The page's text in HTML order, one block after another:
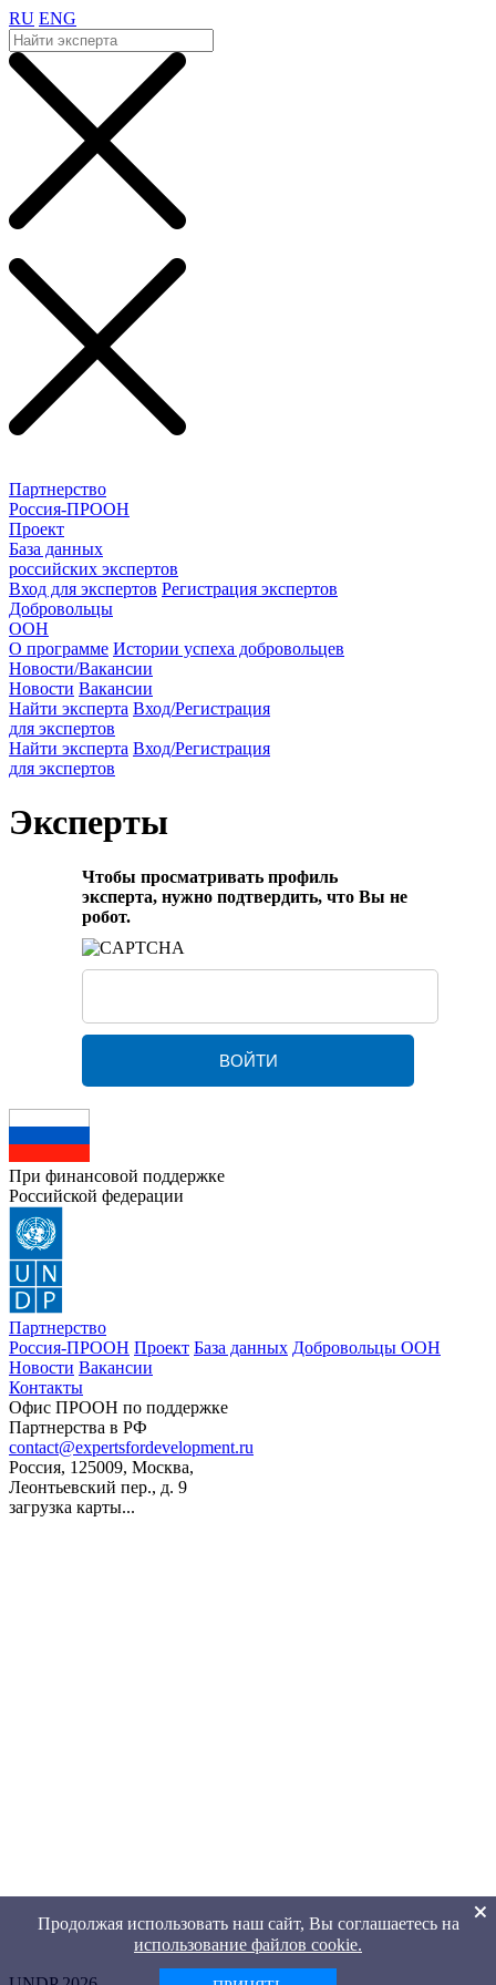
RU ENG
Партнерство
Россия-ПРООН
Проект
База данных
российских экспертов
Вход для экспертов Регистрация экспертов
Добровольцы
ООН
О программе Истории успеха добровольцев
Новости/Вакансии
Новости Вакансии
Найти эксперта Вход/Регистрация
для экспертов
Найти эксперта Вход/Регистрация
для экспертов
Эксперты
Чтобы просматривать профиль
эксперта, нужно подтвердить, что Вы не
робот.
При финансовой поддержке
Российской федерации
Партнерство
Россия-ПРООН Проект База данных Добровольцы ООН
Новости Вакансии
Контакты
Офис ПРООН по поддержке
Партнерства в РФ
contact@expertsfordevelopment.ru
Россия, 125009, Москва,
Леонтьевский пер., д. 9
загрузка карты...
Продолжая использовать наш сайт, Вы соглашаетесь на
использование файлов cookie.